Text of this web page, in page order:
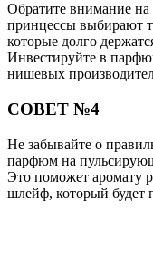
Обратите внимание
принцессы выбирают
которые долго
Инвестируйте в
нишевых
СОВЕТ №4
Не забывайте о
парфюм на
Это поможет аромату
шлейф, который будет